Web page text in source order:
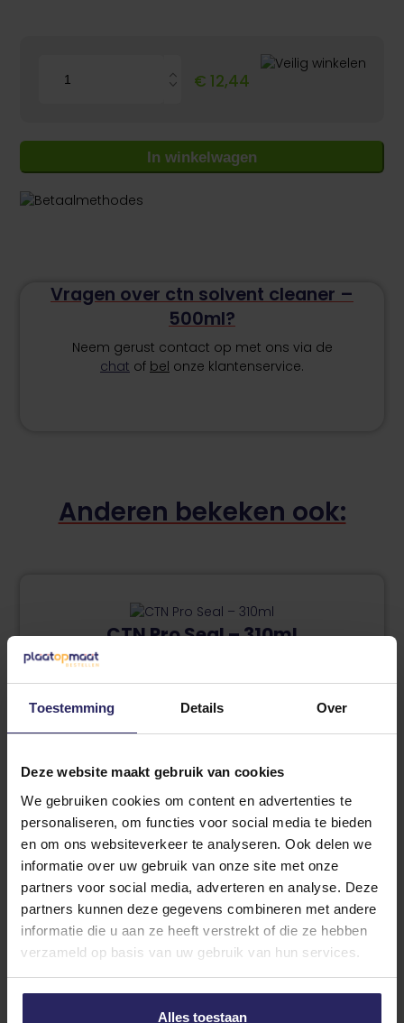
Toestemming Details Over
Deze website maakt gebruik van cookies
We gebruiken cookies om content en advertenties te
personaliseren, om functies voor social media te bieden
en om ons websiteverkeer te analyseren. Ook delen we
informatie over uw gebruik van onze site met onze
partners voor social media, adverteren en analyse. Deze
partners kunnen deze gegevens combineren met andere
informatie die u aan ze heeft verstrekt of die ze hebben
verzameld op basis van uw gebruik van hun services.
Alles toestaan
Solvent
500ml
€ 12,44
In winkelwagen
Vragen over ctn solvent cleaner –
500ml?
Neem gerust contact op met ons via de
chat of bel onze klantenservice.
Anderen bekeken ook:
CTN Pro Seal – 310ml
heeft
meerdere
variaties.
Deze
worden
op
de
productpagina
Kitpistool Zwart
Levering binnen 5 werkdagen
Bekijk product
CTN Flexi Tack
Levering binnen 5 werkdagen